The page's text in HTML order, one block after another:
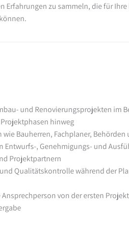
Erfahrungen zu sammeln, die für
und Renovierungsprojekten im
hinweg
Bauherren, Fachplaner,
Entwurfs-, Genehmigungs- und
Projektpartnern
Qualitätskontrolle während der
von der ersten